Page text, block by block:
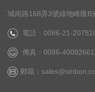
城南路168弄3號綠地峰匯B
電話：0086-21-
傳真：0086-
郵箱：